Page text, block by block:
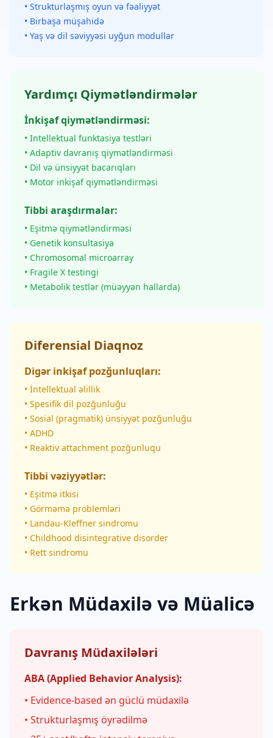
• Strukturlaşmış oyun və fəaliyyət
• Birbaşa müşahidə
• Yaş və dil səviyyəsi uyğun modullar
Yardımçı Qiymətləndirmələr
İnkişaf qiymətləndirməsi:
• Intellektual funktasiya testləri
• Adaptiv davranış qiymətləndirməsi
• Dil və ünsiyyət bacarıqları
• Motor inkişaf qiymətləndirməsi
Tibbi araşdırmalar:
• Eşitmə qiymətləndirməsi
• Genetik konsultasiya
• Chromosomal microarray
• Fragile X testingi
• Metabolik testlər (müəyyən hallarda)
Diferensial Diaqnoz
Digər inkişaf pozğunluqları:
• İntellektual əlillik
• Spesifik dil pozğunluğu
• Sosial (pragmatik) ünsiyyət pozğunluğu
• ADHD
• Reaktiv attachment pozğunluqu
Tibbi vəziyyətlər:
• Eşitmə itkisi
• Görməmə problemləri
• Landau-Kleffner sindromu
• Childhood disintegrative disorder
• Rett sindromu
Erkən Müdaxilə və Müalicə
Davranış Müdaxilələri
ABA (Applied Behavior Analysis):
• Evidence-based ən güclü müdaxilə
• Strukturlaşmış öyrədilmə